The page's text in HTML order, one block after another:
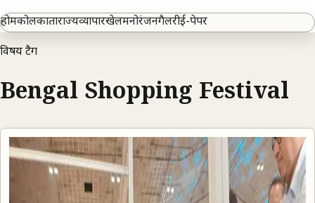
होमकोलकाताराज्यव्यापारखेलमनोरंजनगैलरीई-पेपर
विषय टैग
Bengal Shopping Festival